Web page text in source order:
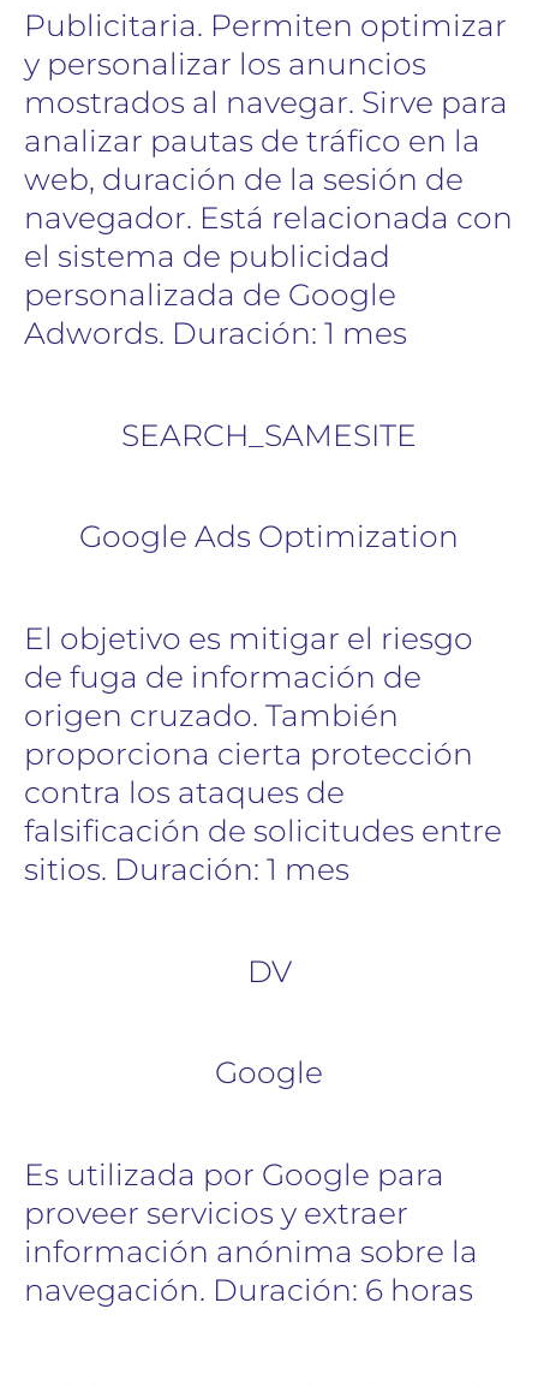
Publicitaria. Permiten optimizar
y personalizar los anuncios
mostrados al navegar. Sirve para
analizar pautas de tráfico en la
web, duración de la sesión de
navegador. Está relacionada con
el sistema de publicidad
personalizada de Google
Adwords. Duración: 1 mes
SEARCH_SAMESITE
Google Ads Optimization
El objetivo es mitigar el riesgo
de fuga de información de
origen cruzado. También
proporciona cierta protección
contra los ataques de
falsificación de solicitudes entre
sitios. Duración: 1 mes
DV
Google
Es utilizada por Google para
proveer servicios y extraer
información anónima sobre la
navegación. Duración: 6 horas